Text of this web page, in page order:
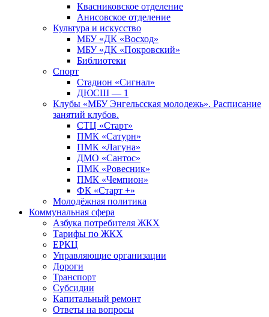
Квасниковское отделение
Анисовское отделение
Культура и искусство
МБУ «ДК «Восход»
МБУ «ДК «Покровский»
Библиотеки
Спорт
Стадион «Сигнал»
ДЮСШ — 1
Клубы «МБУ Энгельсская молодежь». Расписание
занятий клубов.
СТЦ «Старт»
ПМК «Сатурн»
ПМК «Лагуна»
ДМО «Сантос»
ПМК «Ровесник»
ПМК «Чемпион»
ФК «Старт +»
Молодёжная политика
Коммунальная сфера
Азбука потребителя ЖКХ
Тарифы по ЖКХ
ЕРКЦ
Управляющие организации
Дороги
Транспорт
Субсидии
Капитальный ремонт
Ответы на вопросы